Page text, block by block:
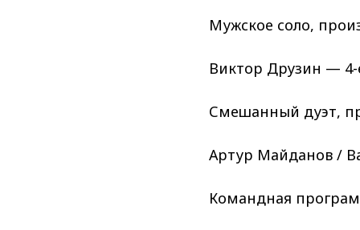
Мужское соло,
Виктор Друзин — 4-
Смешанный дуэт,
Артур Майданов /
Командная